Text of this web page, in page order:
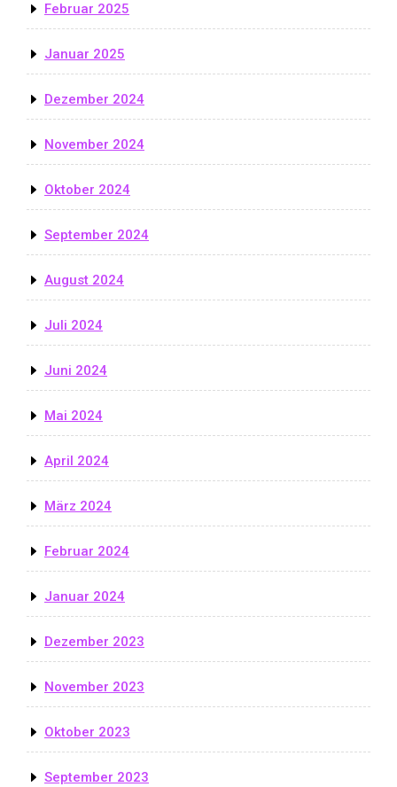
Februar 2025
Januar 2025
Dezember 2024
November 2024
Oktober 2024
September 2024
August 2024
Juli 2024
Juni 2024
Mai 2024
April 2024
März 2024
Februar 2024
Januar 2024
Dezember 2023
November 2023
Oktober 2023
September 2023